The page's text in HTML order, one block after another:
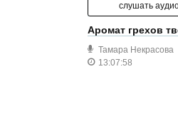
слушать
Аромат грехов
Тамара Некрасова
13:07:58